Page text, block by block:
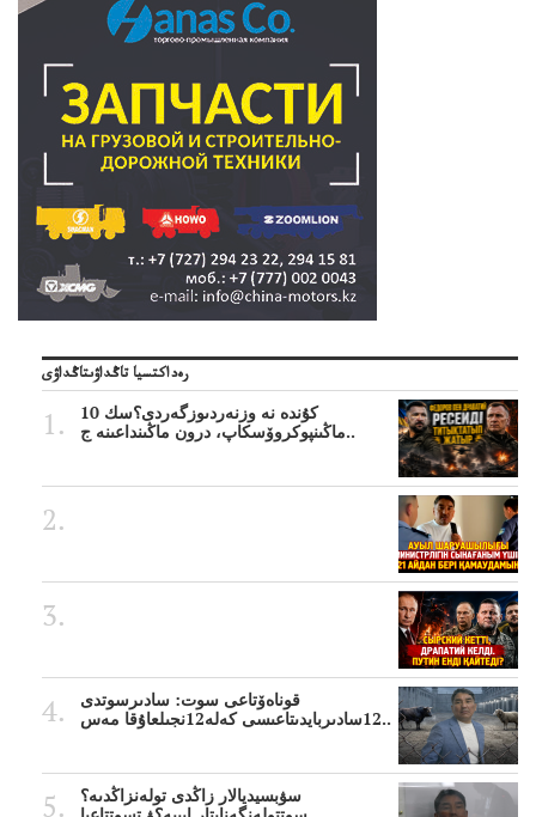
رەداكتسيا تاڭداۋىتاڭداۋى
10 كۇندە نە وزنەردىوزگەردى؟سك
ماڭىنپوكروۆسكاپ، درون ماڭىنداعىنە ج..
قوناەۆتاعى سوت: سادىرسوتدى
12سادىربايدىتاعىسى كەلە12نجىلعاۇقا مەس..
سۋبسيديالار زاڭدى تولەنزاڭدىە؟